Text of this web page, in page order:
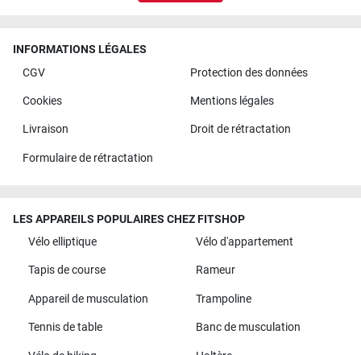
INFORMATIONS LÉGALES
CGV
Protection des données
Cookies Mentions légales
Livraison Droit de rétractation
Formulaire de rétractation
LES APPAREILS POPULAIRES CHEZ FITSHOP
Vélo elliptique
Vélo d'appartement
Tapis de course Rameur
Appareil de musculation Trampoline
Tennis de table Banc de musculation